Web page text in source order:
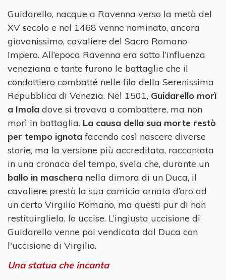
Guidarello, nacque a Ravenna verso la metà del
XV secolo e nel 1468 venne nominato, ancora
giovanissimo, cavaliere del Sacro Romano
Impero. All’epoca Ravenna era sotto l’influenza
veneziana e tante furono le battaglie che il
condottiero combatté nelle fila della Serenissima
Repubblica di Venezia. Nel 1501, Guidarello morì
a Imola dove si trovava a combattere, ma non
morì in battaglia. La causa della sua morte restò
per tempo ignota facendo così nascere diverse
storie, ma la versione più accreditata, raccontata
in una cronaca del tempo, svela che, durante un
ballo in maschera nella dimora di un Duca, il
cavaliere prestò la sua camicia ornata d’oro ad
un certo Virgilio Romano, ma questi pur di non
restituirgliela, lo uccise. L’ingiusta uccisione di
Guidarello venne poi vendicata dal Duca con
l'uccisione di Virgilio.
Una statua che incanta